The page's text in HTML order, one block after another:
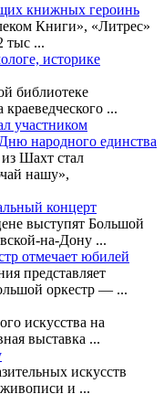
книжных героинь
Книги», «Литрес»
тыс ...
историке
библиотеке
краеведческого ...
участником
народного единства
Шахт стал
нашу»,
концерт
выступят Большой
на-Дону ...
отмечает юбилей
представляет
оркестр — ...
искусства на
выставка ...
искусств
живописи и ...